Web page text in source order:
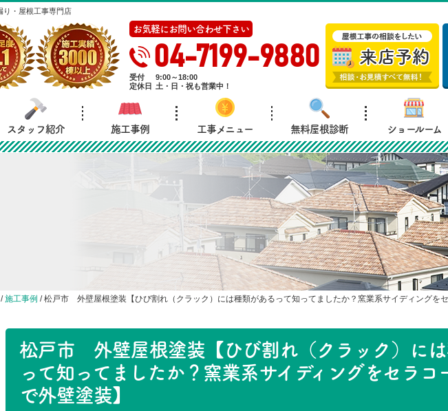
り・屋根工事専門店
お気軽にお問い合わせ下さい
04-7199-9880
受付
9:00～18:00
定休日
土・日・祝も営業中！
スタッフ紹介 施工事例 工事メニュー 無料屋根診断 ショールーム
/施工事例 /松戸市 外壁屋根塗装【ひび割れ（クラック）には種類があるって知ってましたか？窯業系サイディングをセ
松戸市 外壁屋根塗装【ひび割れ（クラック）には
って知ってましたか？窯業系サイディングをセラコ
で外壁塗装】